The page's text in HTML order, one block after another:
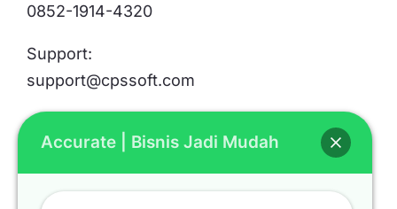
0852-1914-4320
Support:
support@cpssoft.com
LOKASI
Bekasi
Accurate | Bisnis Jadi Mudah